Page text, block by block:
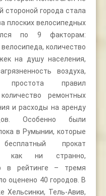
стороной города стала
плоских велосипедных
по 9 факторам:
количество
на душу населения,
воздуха,
простота правил
ремонтных
и расходы на аренду
Особенно были
в Румынии, которые
прокат
как ни странно,
в рейтинге – тремя
оценено 40 городов. В
Хельсинки, Тель-Авив,